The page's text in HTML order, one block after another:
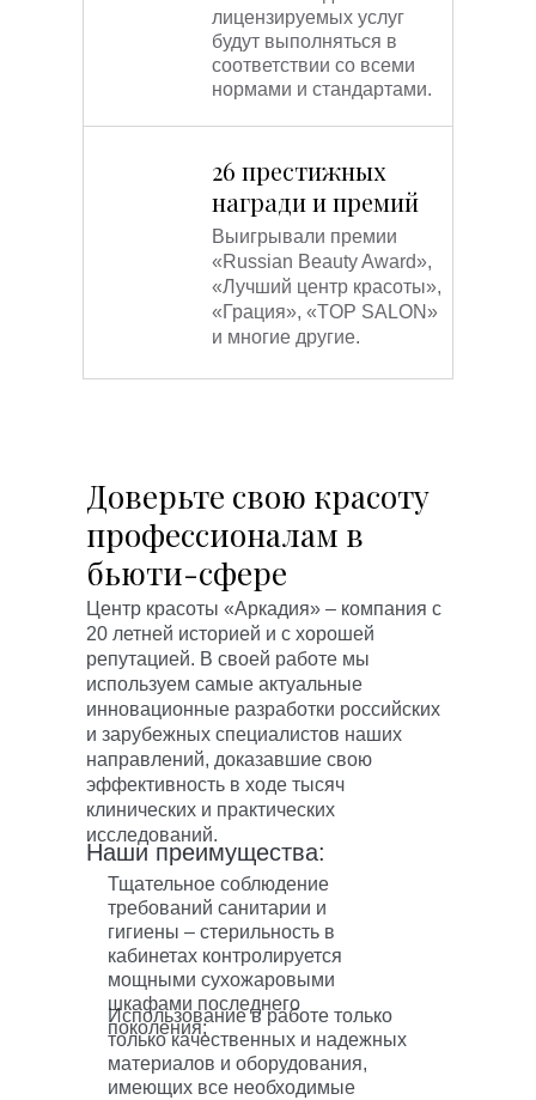
лицензируемых услуг
будут выполняться в
соответствии со всеми
нормами и стандартами.
26 престижных
награди и премий
Выигрывали премии
«Russian Beauty Award»,
«Лучший центр красоты»,
«Грация», «TOP SALON»
и многие другие.
Доверьте свою красоту
профессионалам в
бьюти-сфере
Центр красоты «Аркадия» – компания с
20 летней историей и с хорошей
репутацией. В своей работе мы
используем самые актуальные
инновационные разработки российских
и зарубежных специалистов наших
направлений, доказавшие свою
эффективность в ходе тысяч
клинических и практических
исследований.
Тщательное соблюдение
требований санитарии и
гигиены – стерильность в
кабинетах контролируется
мощными сухожаровыми
шкафами последнего
поколения;
Наши преимущества:
Использование в работе только
только качественных и надежных
материалов и оборудования,
имеющих все необходимые